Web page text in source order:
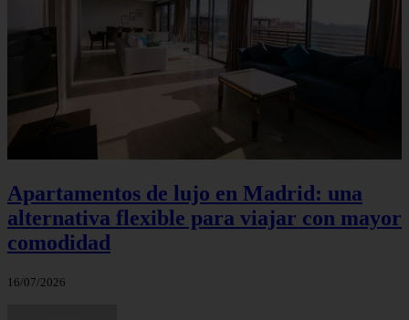
Apartamentos de lujo en Madrid: una
alternativa flexible para viajar con mayor
comodidad
16/07/2026